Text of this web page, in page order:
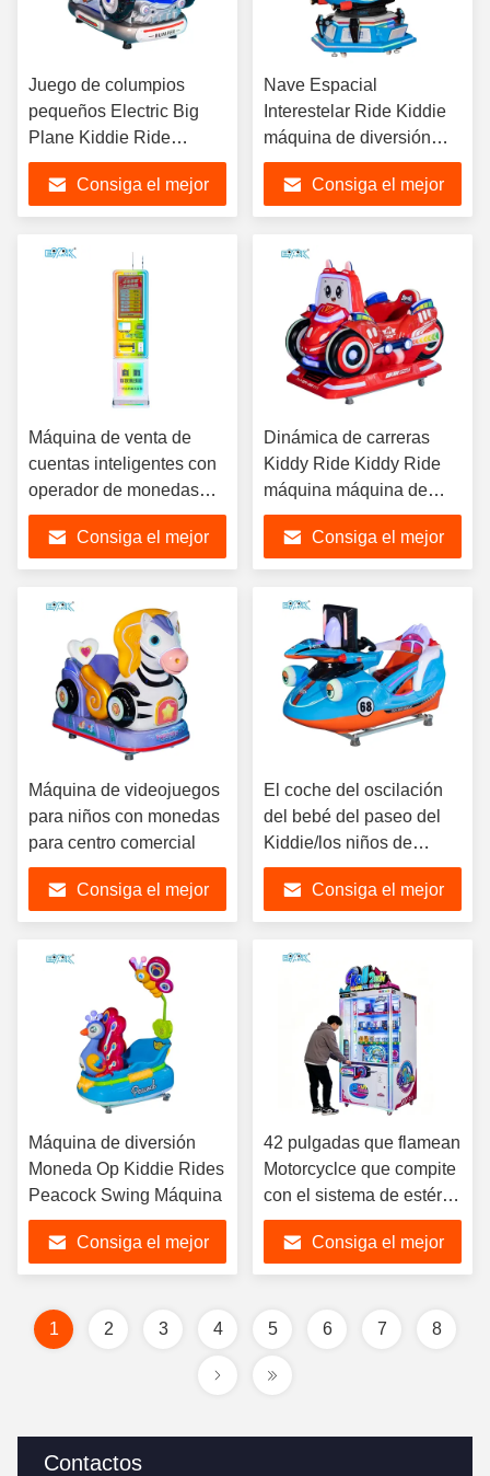
Contactos
Juego de columpios
pequeños Electric Big
Plane Kiddie Ride
Operado con monedas /
Parque de atracciones
Kids Ride On Car
Consiga el mejor
Nave Espacial
Interestelar Ride Kiddie
máquina de diversión
operada con monedas
Consiga el mejor
Máquina de venta de
cuentas inteligentes con
operador de monedas
Cambio de monedas de
autoservicio para centros
de juegos de arcade
Consiga el mejor
Dinámica de carreras
Kiddy Ride Kiddy Ride
máquina máquina de
juegos de arcade FEC
Consiga el mejor
Máquina de videojuegos
para niños con monedas
para centro comercial
Consiga el mejor
El coche del oscilación
del bebé del paseo del
Kiddie/los niños de
fichas monta con las
luces LED coloridas
Consiga el mejor
Máquina de diversión
Moneda Op Kiddie Rides
Peacock Swing Máquina
Consiga el mejor
42 pulgadas que flamean
Motorcyclce que compite
con el sistema de estéreo
de la máquina de juego
Consiga el mejor
1 2 3 4 5 6 7 8